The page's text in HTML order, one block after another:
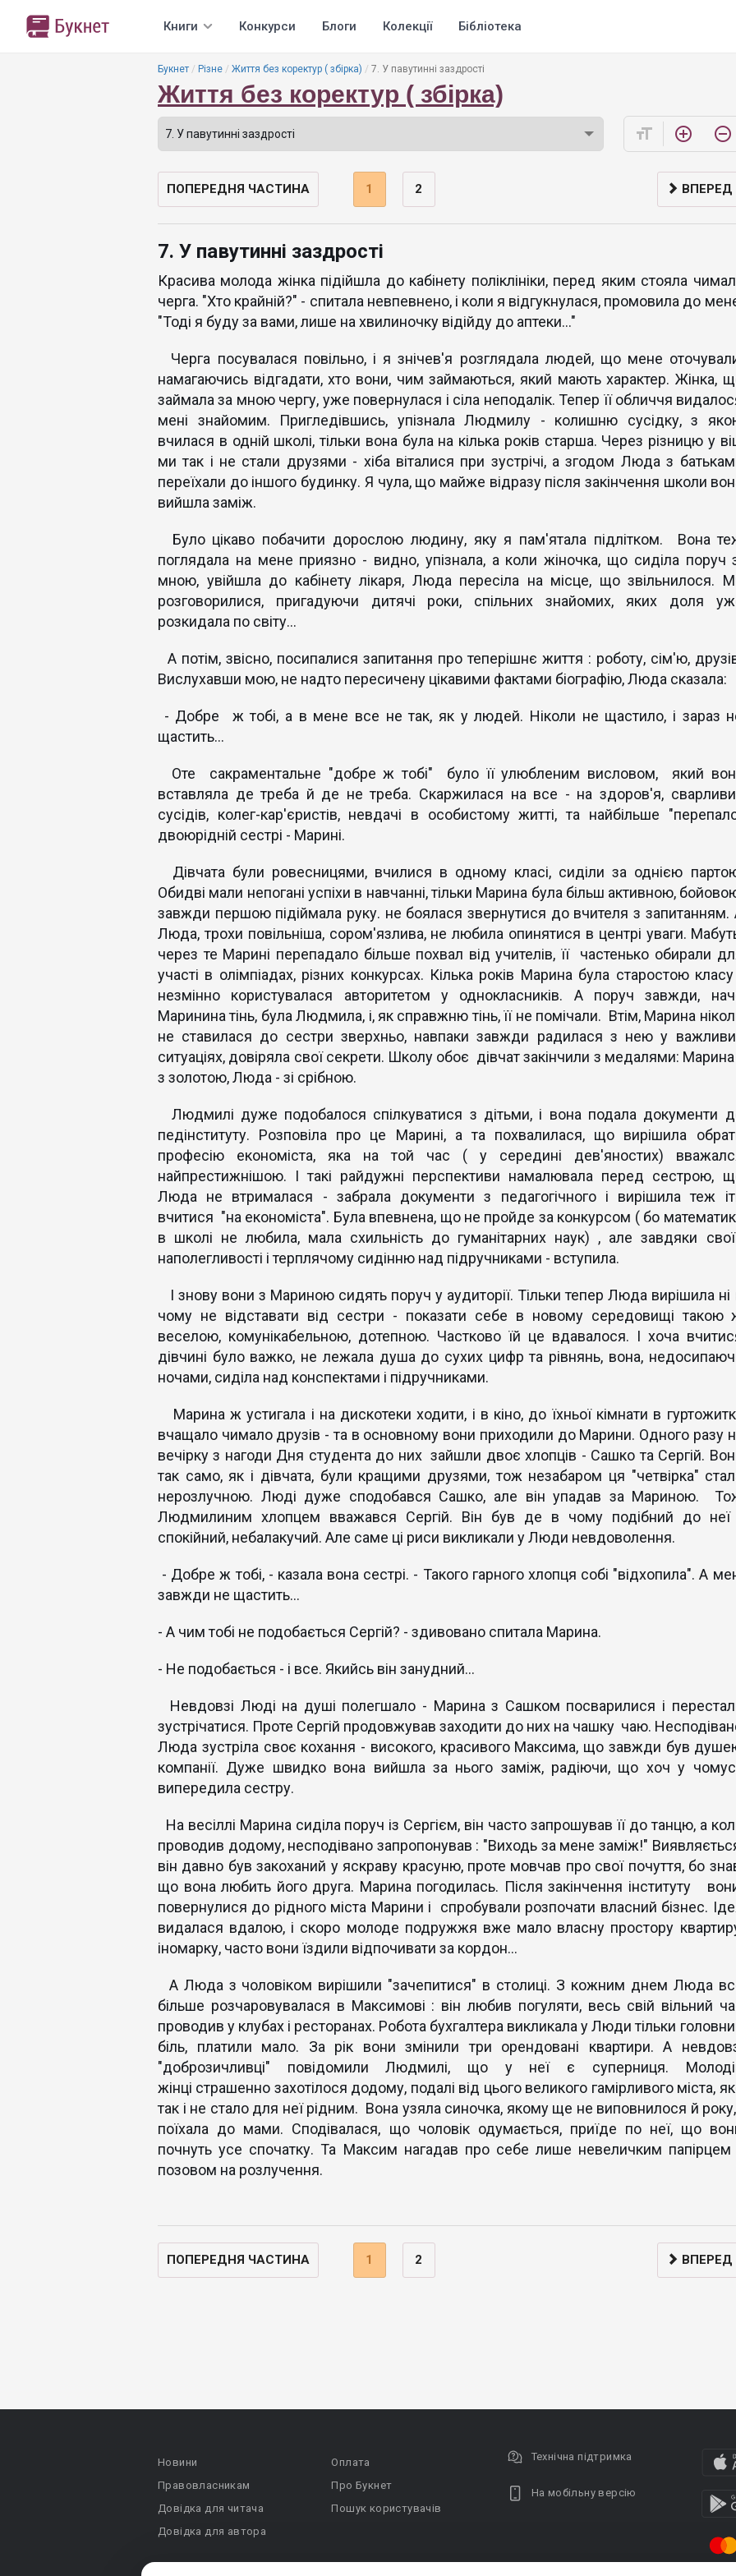
Книги Конкурси Блоги Колекції Бібліотека
Букнет Різне Життя без коректур ( збірка) 7. У павутинні заздрості
Життя без коректур ( збірка)
format_size add_circle_outline remove_circle_outline
ПОПЕРЕДНЯ ЧАСТИНА 1 2 ВПЕРЕД
7. У павутинні заздрості
Красива молода жінка підійшла до кабінету поліклініки, перед яким стояла
черга. "Хто крайній?" - спитала невпевнено, і коли я відгукнулася, промовила до
"Тоді я буду за вами, лише на хвилиночку відійду до аптеки..."
Черга посувалася повільно, і я знічев'я розглядала людей, що мене
намагаючись відгадати, хто вони, чим займаються, який мають характер. Жінка,
займала за мною чергу, уже повернулася і сіла неподалік. Тепер її обличчя
мені знайомим. Пригледівшись, упізнала Людмилу - колишню сусідку, з
вчилася в одній школі, тільки вона була на кілька років старша. Через різницю у
ми так і не стали друзями - хіба віталися при зустрічі, а згодом Люда з
переїхали до іншого будинку. Я чула, що майже відразу після закінчення школи
вийшла заміж.
Було цікаво побачити дорослою людину, яку я пам'ятала підлітком. Вона
поглядала на мене приязно - видно, упізнала, а коли жіночка, що сиділа поруч
мною, увійшла до кабінету лікаря, Люда пересіла на місце, що звільнилося.
розговорилися, пригадуючи дитячі роки, спільних знайомих, яких доля
розкидала по світу...
А потім, звісно, посипалися запитання про теперішнє життя : роботу, сім'ю,
Вислухавши мою, не надто пересичену цікавими фактами біографію, Люда сказала:
- Добре ж тобі, а в мене все не так, як у людей. Ніколи не щастило, і зараз
щастить...
Оте сакраментальне "добре ж тобі" було її улюбленим висловом, який
вставляла де треба й де не треба. Скаржилася на все - на здоров'я,
сусідів, колег-кар'єристів, невдачі в особистому житті, та найбільше
двоюрідній сестрі - Марині.
Дівчата були ровесницями, вчилися в одному класі, сиділи за однією
Обидві мали непогані успіхи в навчанні, тільки Марина була більш активною,
завжди першою підіймала руку. не боялася звернутися до вчителя з запитанням.
Люда, трохи повільніша, сором'язлива, не любила опинятися в центрі уваги.
через те Марині перепадало більше похвал від учителів, її частенько обирали
участі в олімпіадах, різних конкурсах. Кілька років Марина була старостою класу
незмінно користувалася авторитетом у однокласників. А поруч завжди,
Маринина тінь, була Людмила, і, як справжню тінь, її не помічали. Втім, Марина
не ставилася до сестри зверхньо, навпаки завжди радилася з нею у
ситуаціях, довіряла свої секрети. Школу обоє дівчат закінчили з медалями:
з золотою, Люда - зі срібною.
Людмилі дуже подобалося спілкуватися з дітьми, і вона подала документи
педінституту. Розповіла про це Марині, а та похвалилася, що вирішила
професію економіста, яка на той час ( у середині дев'яностих)
найпрестижнішою. І такі райдужні перспективи намалювала перед сестрою,
Люда не втрималася - забрала документи з педагогічного і вирішила теж
вчитися "на економіста". Була впевнена, що не пройде за конкурсом ( бо
в школі не любила, мала схильність до гуманітарних наук) , але завдяки
наполегливості і терплячому сидінню над підручниками - вступила.
І знову вони з Мариною сидять поруч у аудиторії. Тільки тепер Люда вирішила ні
чому не відставати від сестри - показати себе в новому середовищі такою
веселою, комунікабельною, дотепною. Частково їй це вдавалося. І хоча
дівчині було важко, не лежала душа до сухих цифр та рівнянь, вона,
ночами, сиділа над конспектами і підручниками.
Марина ж устигала і на дискотеки ходити, і в кіно, до їхньої кімнати в
вчащало чимало друзів - та в основному вони приходили до Марини. Одного разу
вечірку з нагоди Дня студента до них зайшли двоє хлопців - Сашко та Сергій.
так само, як і дівчата, були кращими друзями, тож незабаром ця "четвірка"
нерозлучною. Люді дуже сподобався Сашко, але він упадав за Мариною.
Людмилиним хлопцем вважався Сергій. Він був де в чому подібний до
спокійний, небалакучий. Але саме ці риси викликали у Люди невдоволення.
- Добре ж тобі, - казала вона сестрі. - Такого гарного хлопця собі "відхопила". А
завжди не щастить...
- А чим тобі не подобається Сергій? - здивовано спитала Марина.
- Не подобається - і все. Якийсь він занудний...
Невдовзі Люді на душі полегшало - Марина з Сашком посварилися і
зустрічатися. Проте Сергій продовжував заходити до них на чашку чаю.
Люда зустріла своє кохання - високого, красивого Максима, що завжди був
компанії. Дуже швидко вона вийшла за нього заміж, радіючи, що хоч у
випередила сестру.
На весіллі Марина сиділа поруч із Сергієм, він часто запрошував її до танцю, а
проводив додому, несподівано запропонував : "Виходь за мене заміж!"
він давно був закоханий у яскраву красуню, проте мовчав про свої почуття, бо
що вона любить його друга. Марина погодилась. Після закінчення інституту
повернулися до рідного міста Марини і спробували розпочати власний бізнес.
видалася вдалою, і скоро молоде подружжя вже мало власну простору
іномарку, часто вони їздили відпочивати за кордон...
А Люда з чоловіком вирішили "зачепитися" в столиці. З кожним днем Люда
більше розчаровувалася в Максимові : він любив погуляти, весь свій вільний
проводив у клубах і ресторанах. Робота бухгалтера викликала у Люди тільки
біль, платили мало. За рік вони змінили три орендовані квартири. А
"доброзичливці" повідомили Людмилі, що у неї є суперниця.
жінці страшенно захотілося додому, подалі від цього великого гамірливого міста,
так і не стало для неї рідним. Вона узяла синочка, якому ще не виповнилося й року,
поїхала до мами. Сподівалася, що чоловік одумається, приїде по неї, що
почнуть усе спочатку. Та Максим нагадав про себе лише невеличким папірцем
позовом на розлучення.
ПОПЕРЕДНЯ ЧАСТИНА 1 2 ВПЕРЕД
Новини
Правовласникам
Довідка для читача
Довідка для автора
Оплата
Про Букнет
Пошук користувачів
Технічна підтримка
На мобільну версію